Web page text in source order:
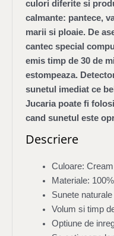
culori diferite si
calmante: pantece,
marii si ploaie. De
cantec special
emis timp de 30 de
estompeaza.
sunetul imediat ce
Jucaria poate fi
cand sunetul este
Descriere
Culoare: Cream
Materiale:
Sunete
Volum si timp
Optiune de